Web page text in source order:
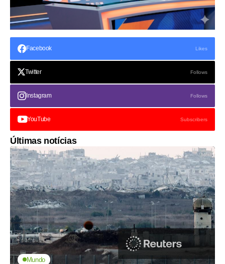
Facebook Likes
Twitter Follows
Instagram Follows
YouTube Subscribers
Últimas notícias
Mundo